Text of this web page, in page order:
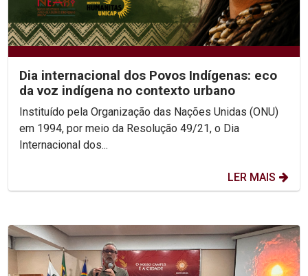
Dia internacional dos Povos Indígenas: eco
da voz indígena no contexto urbano
Instituído pela Organização das Nações Unidas (ONU)
em 1994, por meio da Resolução 49/21, o Dia
Internacional dos...
LER MAIS